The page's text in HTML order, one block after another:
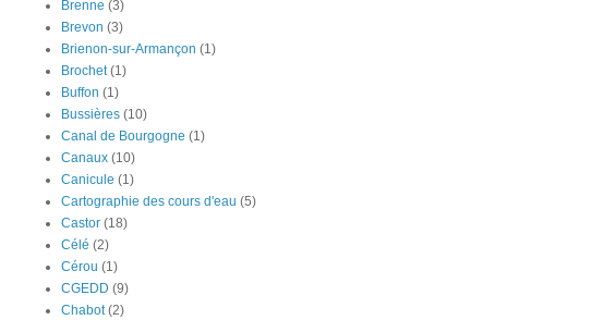
Brenne (3)
Brevon (3)
Brienon-sur-Armançon (1)
Brochet (1)
Buffon (1)
Bussières (10)
Canal de Bourgogne (1)
Canaux (10)
Canicule (1)
Cartographie des cours d'eau (5)
Castor (18)
Célé (2)
Cérou (1)
CGEDD (9)
Chabot (2)